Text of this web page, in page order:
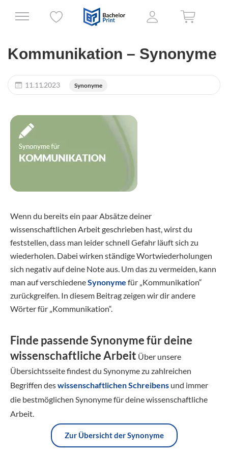
Kommunikation – Synonyme
11.11.2023 Synonyme
Wenn du bereits ein paar Absätze deiner
wissenschaftlichen Arbeit geschrieben hast, wirst du
feststellen, dass man leider schnell Gefahr läuft sich zu
wiederholen. Dabei wirken ständige Wortwiederholungen
sich negativ auf deine Note aus. Um das zu vermeiden, kann
man auf verschiedeneSynonyme für „Kommunikation“
zurückgreifen. In diesem Beitrag zeigen wir dir andere
Wörter für „Kommunikation“.
Finde passende Synonyme für deine
wissenschaftliche Arbeit Über unsere
Übersichtsseite findest du Synonyme zu zahlreichen
Begriffen deswissenschaftlichen Schreibens und immer
die bestmöglichen Synonyme für deine wissenschaftliche
Arbeit.
Zur Übersicht der Synonyme